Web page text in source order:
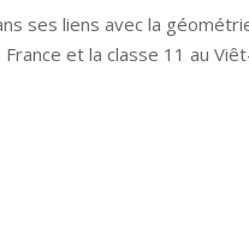
ses liens avec la
et la classe 11 au